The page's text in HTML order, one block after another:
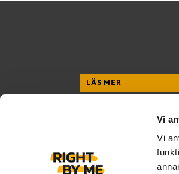
Vi
Vi
LÄS MER